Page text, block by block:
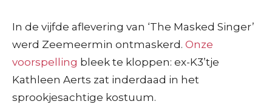
In de vijfde aflevering van ‘The Masked Singer’
werd Zeemeermin ontmaskerd. Onze
voorspelling bleek te kloppen: ex-K3’tje
Kathleen Aerts zat inderdaad in het
sprookjesachtige kostuum.